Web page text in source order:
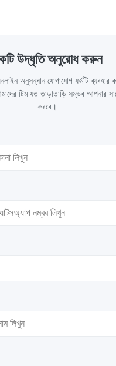
উদ্ধৃতি অনুরোধ করুন
অনুসন্ধান যোগাযোগ ফর্মটি ব্যবহার
টিম যত তাড়াতাড়ি সম্ভব আপনার
করবে।